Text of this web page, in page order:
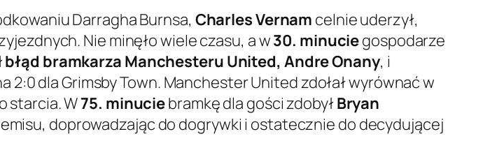
Darragha Burnsa, Charles Vernam celnie uderzył,
Nie minęło wiele czasu, a w30. minuciegospodarze
błąd bramkarza Manchesteru United, Andre Onany, i
2:0 dla Grimsby Town. Manchester United zdołał wyrównać w
starcia. W75. minuciebramkę dla gości zdobyłBryan
doprowadzając do dogrywki i ostatecznie do decydującej